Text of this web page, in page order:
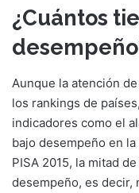
¿Cuántos
Aunque la atención
los rankings de
indicadores como el
bajo desempeño en
PISA 2015, la mitad
desempeño, es decir,